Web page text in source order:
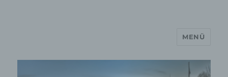
MP Mario Porten Beratung
Training Coaching
MENÜ